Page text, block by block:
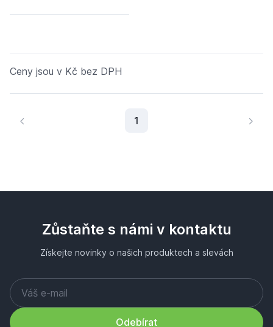
Ceny jsou v Kč bez DPH
1
Zůstaňte s námi v kontaktu
Získejte novinky o našich produktech a slevách
Odebírat